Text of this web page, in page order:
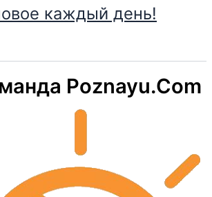
каждый день!
Poznayu.Com